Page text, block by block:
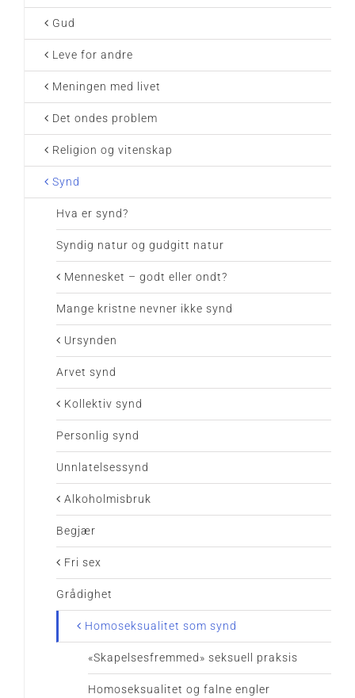
Gud
Leve for andre
Meningen med livet
Det ondes problem
Religion og vitenskap
Synd
Hva er synd?
Syndig natur og gudgitt natur
Mennesket – godt eller ondt?
Mange kristne nevner ikke synd
Ursynden
Arvet synd
Kollektiv synd
Personlig synd
Unnlatelsessynd
Alkoholmisbruk
Begjær
Fri sex
Grådighet
Homoseksualitet som synd
«Skapelsesfremmed» seksuell praksis
Homoseksualitet og falne engler